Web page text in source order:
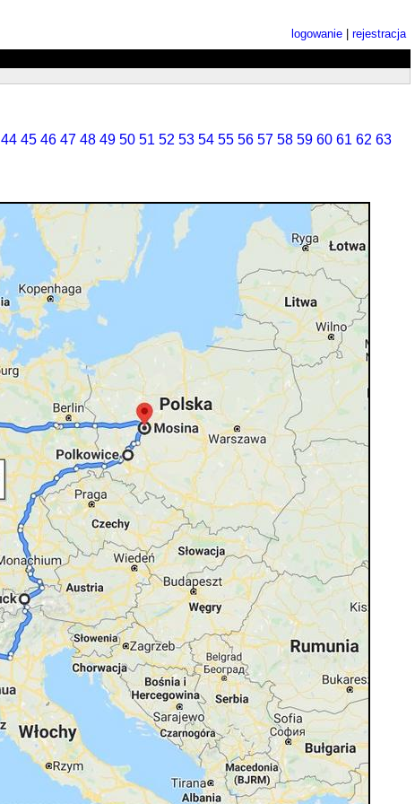
logowanie
rejestracja
44 45 46 47 48 49 50 51 52 53 54 55 56 57 58 59 60 61 62 63